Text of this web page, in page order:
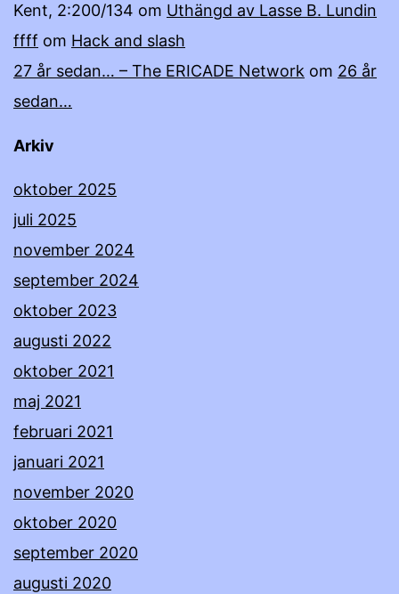
Kent, 2:200/134 om Uthängd av Lasse B. Lundin
ffff om Hack and slash
27 år sedan… – The ERICADE Network om 26 år
sedan…
Arkiv
oktober 2025
juli 2025
november 2024
september 2024
oktober 2023
augusti 2022
oktober 2021
maj 2021
februari 2021
januari 2021
november 2020
oktober 2020
september 2020
augusti 2020